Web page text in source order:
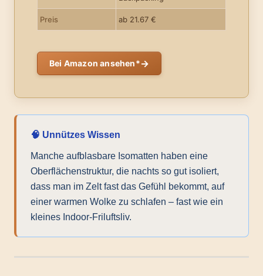
Preis ab 21.67 €
Bei Amazon ansehen*→
🧠 Unnützes Wissen
Manche aufblasbare Isomatten haben eine
Oberflächenstruktur, die nachts so gut isoliert,
dass man im Zelt fast das Gefühl bekommt, auf
einer warmen Wolke zu schlafen – fast wie ein
kleines Indoor-Friluftsliv.